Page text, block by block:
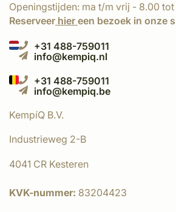
Openingstijden: ma t/m vrij - 8.00 tot
Reserveer hier een bezoek in onze
+31 488-759011
info@kempiq.nl
+31 488-759011
info@kempiq.be
KempíQ B.V.
Industrieweg 2-B
4041 CR Kesteren
KVK-nummer: 83204423